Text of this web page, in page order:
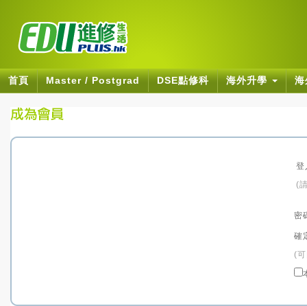
首頁 Master / Postgrad DSE點修科 海外升學
登
(
密
確
(